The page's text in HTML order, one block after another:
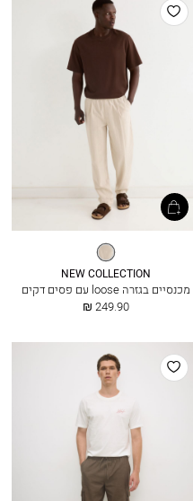
הוסף
למועדפים
גרייג׳
NEW COLLECTION
מכנסיים בגזרה loose עם פסים דקים
החל
249.90 ₪
הוסף
למועדפים